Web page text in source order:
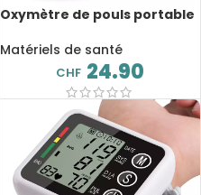
Oxymètre de pouls portable
contrôle Bluetooth
Matériels de santé
CHF 24.90